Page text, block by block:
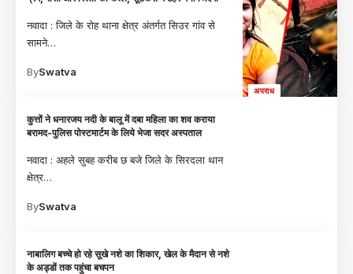
अपराध
नवादा : जिले के रोह थाना क्षेत्र अंतर्गत सिउर गांव से
सामने…
BySwatva
कुत्तों ने धनारजय नदी के बालू में दबा महिला का शव कराया
बरामद-पुलिस पोस्टमार्टम के लिये भेजा सदर अस्पताल
नवादा : अहले सुबह करीब छ बजे जिले के सिरदला थान
क्षेत्र…
BySwatva
नाबालिग बच्चे हो रहे सूखे नशे का शिकार, खेल के मैदान से नशे
के अड्डों तक पहुंचा बचपन